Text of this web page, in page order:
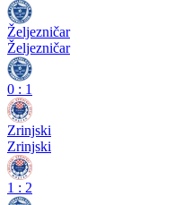
Željezničar
Željezničar
0 : 1
Zrinjski
Zrinjski
1 : 2